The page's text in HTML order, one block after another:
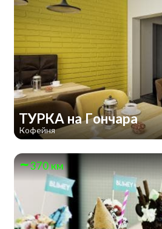
ТУРКА на Гончара
Кофейня
370 км